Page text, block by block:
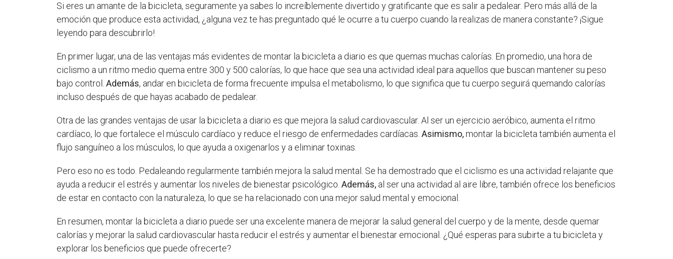
Si eres un amante de la bicicleta, seguramente ya sabes lo increíblemente divertido y gratificante que es salir a pedalear. Pero más allá de la
emoción que produce esta actividad, ¿alguna vez te has preguntado qué le ocurre a tu cuerpo cuando la realizas de manera constante? ¡Sigue
leyendo para descubrirlo!
En primer lugar, una de las ventajas más evidentes de montar la bicicleta a diario es que quemas muchas calorías. En promedio, una hora de
ciclismo a un ritmo medio quema entre 300 y 500 calorías, lo que hace que sea una actividad ideal para aquellos que buscan mantener su peso
bajo control.Además, andar en bicicleta de forma frecuente impulsa el metabolismo, lo que significa que tu cuerpo seguirá quemando calorías
incluso después de que hayas acabado de pedalear.
Otra de las grandes ventajas de usar la bicicleta a diario es que mejora la salud cardiovascular. Al ser un ejercicio aeróbico, aumenta el ritmo
cardíaco, lo que fortalece el músculo cardíaco y reduce el riesgo de enfermedades cardíacas.Asimismo,montar la bicicleta también aumenta el
flujo sanguíneo a los músculos, lo que ayuda a oxigenarlos y a eliminar toxinas.
Pero eso no es todo. Pedaleando regularmente también mejora la salud mental. Se ha demostrado que el ciclismo es una actividad relajante que
ayuda a reducir el estrés y aumentar los niveles de bienestar psicológico.Además, al ser una actividad al aire libre, también ofrece los beneficios
de estar en contacto con la naturaleza, lo que se ha relacionado con una mejor salud mental y emocional.
En resumen, montar la bicicleta a diario puede ser una excelente manera de mejorar la salud general del cuerpo y de la mente, desde quemar
calorías y mejorar la salud cardiovascular hasta reducir el estrés y aumentar el bienestar emocional. ¿Qué esperas para subirte a tu bicicleta y
explorar los beneficios que puede ofrecerte?